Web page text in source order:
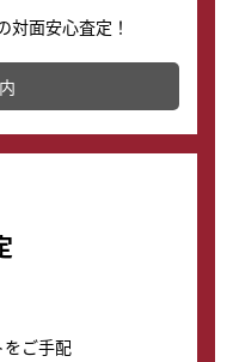
対面安心査定！
店では、時計販売の
てお得に新しい時計
ご手配